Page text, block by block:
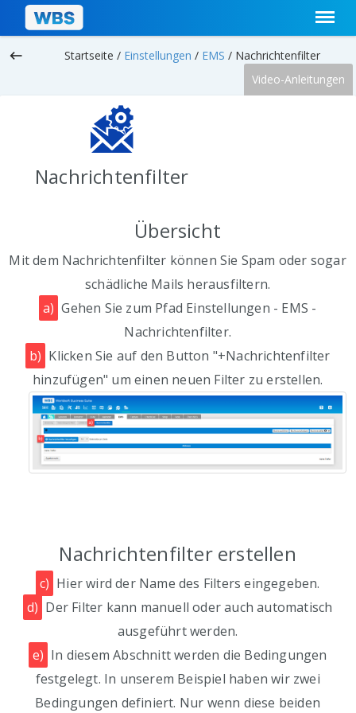
keyboard_backspace Startseite / Einstellungen / EMS / Nachrichtenfilter
Video-Anleitungen
Nachrichtenfilter
Übersicht
Mit dem Nachrichtenfilter können Sie Spam oder sogar
schädliche Mails herausfiltern.
a) Gehen Sie zum Pfad Einstellungen - EMS -
Nachrichtenfilter.
b) Klicken Sie auf den Button "+Nachrichtenfilter
hinzufügen" um einen neuen Filter zu erstellen.
Nachrichtenfilter erstellen
c) Hier wird der Name des Filters eingegeben.
d) Der Filter kann manuell oder auch automatisch
ausgeführt werden.
e) In diesem Abschnitt werden die Bedingungen
festgelegt. In unserem Beispiel haben wir zwei
Bedingungen definiert. Nur wenn diese beiden